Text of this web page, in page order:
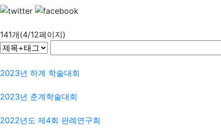
141개(4/12페이지)
2023년 하계 학술대회
2023년 춘계학술대회
2022년도 제4회 판례연구회